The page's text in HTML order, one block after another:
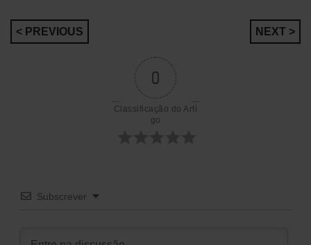
Navegação
< PREVIOUS NEXT >
0
Classificação do Arti
go
Subscrever